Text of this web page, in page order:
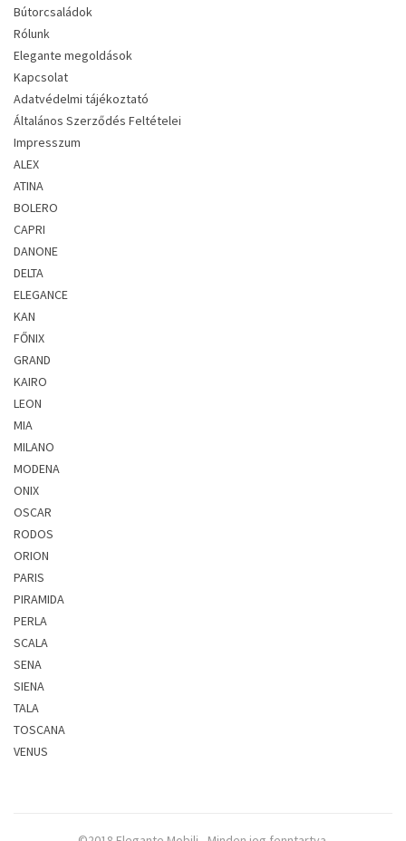
Bútorcsaládok
Rólunk
Elegante megoldások
Kapcsolat
Adatvédelmi tájékoztató
Általános Szerződés Feltételei
Impresszum
ALEX
ATINA
BOLERO
CAPRI
DANONE
DELTA
ELEGANCE
KAN
FŐNIX
GRAND
KAIRO
LEON
MIA
MILANO
MODENA
ONIX
OSCAR
RODOS
ORION
PARIS
PIRAMIDA
PERLA
SCALA
SENA
SIENA
TALA
TOSCANA
VENUS